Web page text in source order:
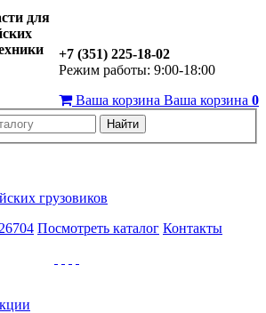
+7 (351) 225-18-02
Режим работы: 9:00-18:00
Ваша корзина Ваша корзина 0
для
Найти
Посмотреть каталог Контакты